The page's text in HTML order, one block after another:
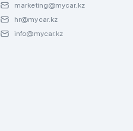
marketing@mycar.kz
hr@mycar.kz
info@mycar.kz